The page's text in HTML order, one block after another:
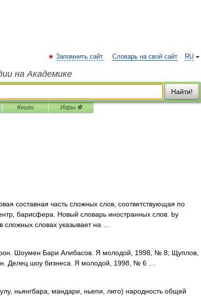
RU
Запомнить сайт Словарь на свой сайт
на Академике
Найти!
Книги Игры ⚽
составная часть сложных слов, соответствующая по
барисфера. Новый словарь иностранных слов. by
сложных словах указывает на …
Шоумен Бари Алибасов. Я молодой, 1998, № 8; Щуплов,
Делец шоу бизнеса. Я молодой, 1998, № 6 …
ньянгбара, мандари, ньепи, лиго) народность общей